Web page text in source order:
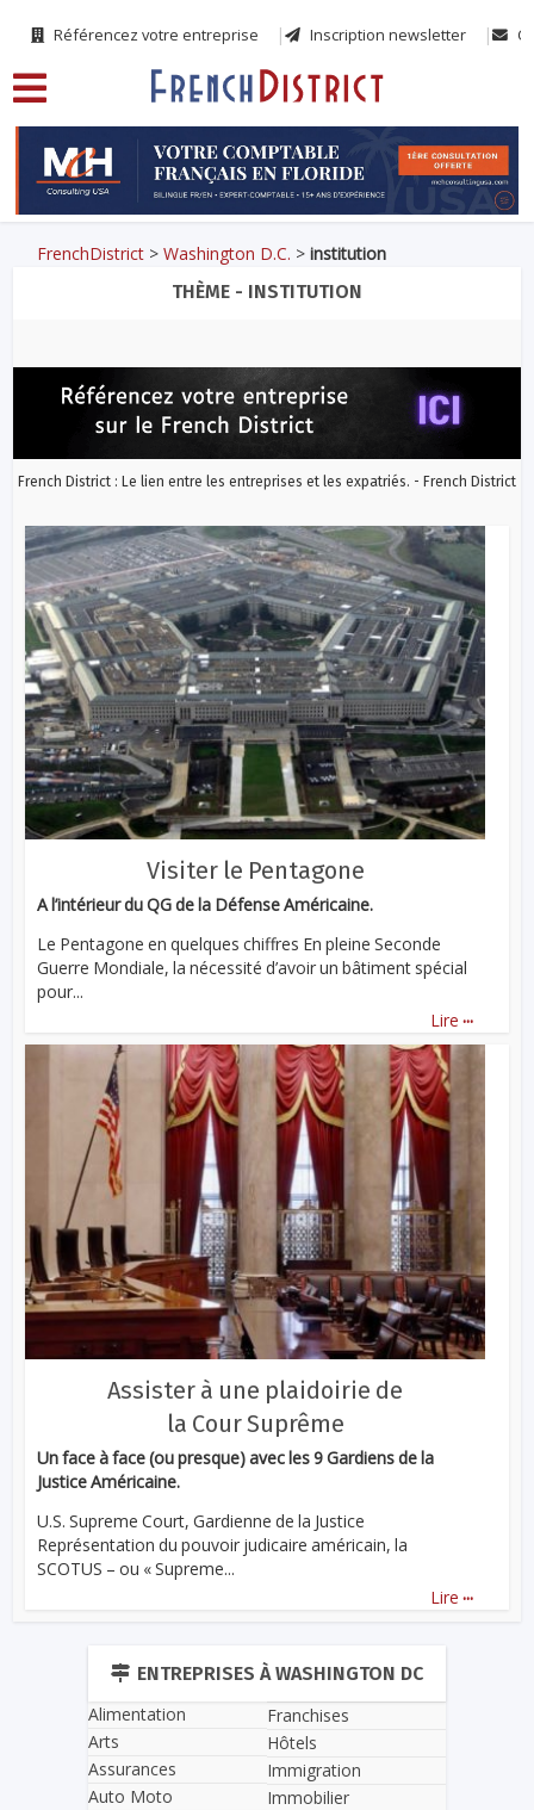
Référencez votre entreprise Inscription newsletter
FrenchDistrict >Washington D.C. >institution
THÈME - INSTITUTION
French District : Le lien entre les entreprises et les expatriés. - French District
Visiter le Pentagone
A l’intérieur du QG de la Défense Américaine.
Le Pentagone en quelques chiffres En pleine Seconde
Guerre Mondiale, la nécessité d’avoir un bâtiment spécial
pour...
Lire ...
Assister à une plaidoirie de
la Cour Suprême
Un face à face (ou presque) avec les 9 Gardiens de la
Justice Américaine.
U.S. Supreme Court, Gardienne de la Justice
Représentation du pouvoir judicaire américain, la
SCOTUS – ou « Supreme...
Lire ...
ENTREPRISES À WASHINGTON DC
Alimentation
Arts
Assurances
Auto Moto
Franchises
Hôtels
Immigration
Immobilier